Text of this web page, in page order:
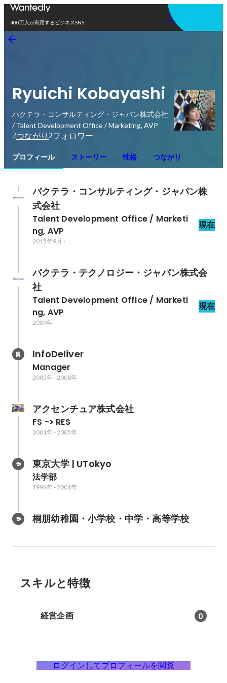
400万人が利用するビジネスSNS
アプリを使う
Ryuichi Kobayashi
パクテラ・コンサルティング・ジャパン株式会社
/ Talent Development Office / Marketing, AVP
2つながり 2フォロワー
プロフィール ストーリー 性格 つながり
パクテラ・コンサルティング・ジャパン株
式会社
Talent Development Office / Marketi
ng, AVP
現在
2015年9月 -
パクテラ・テクノロジー・ジャパン株式会
社
Talent Development Office / Marketi
ng, AVP
現在
2009年-
InfoDeliver
Manager
2005年-2008年
アクセンチュア株式会社
FS -> RES
2001年-2005年
東京大学 | UTokyo
法学部
1996年-2001年
桐朋幼稚園・小学校・中学・高等学校
スキルと特徴
経営企画 0
ログインしてプロフィールを閲覧